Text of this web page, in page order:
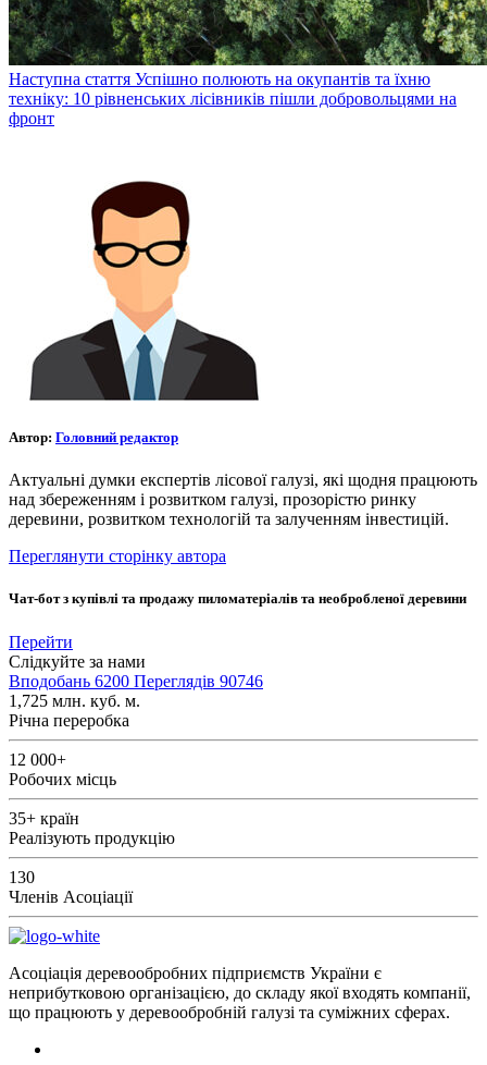
Наступна стаття Успішно полюють на окупантів та їхню
техніку: 10 рівненських лісівників пішли добровольцями на
фронт
Автор: Головний редактор
Актуальні думки експертів лісової галузі, які щодня працюють
над збереженням і розвитком галузі, прозорістю ринку
деревини, розвитком технологій та залученням інвестицій.
Переглянути сторінку автора
Чат-бот з купівлі та продажу пиломатеріалів та необробленої деревини
Перейти
Слідкуйте за нами
Вподобань 6200 Переглядів 90746
1,725 млн. куб. м.
Річна переробка
12 000+
Робочих місць
35+ країн
Реалізують продукцію
130
Членів Асоціації
Асоціація деревообробних підприємств України є
неприбутковою організацією, до складу якої входять компанії,
що працюють у деревообробній галузі та суміжних сферах.